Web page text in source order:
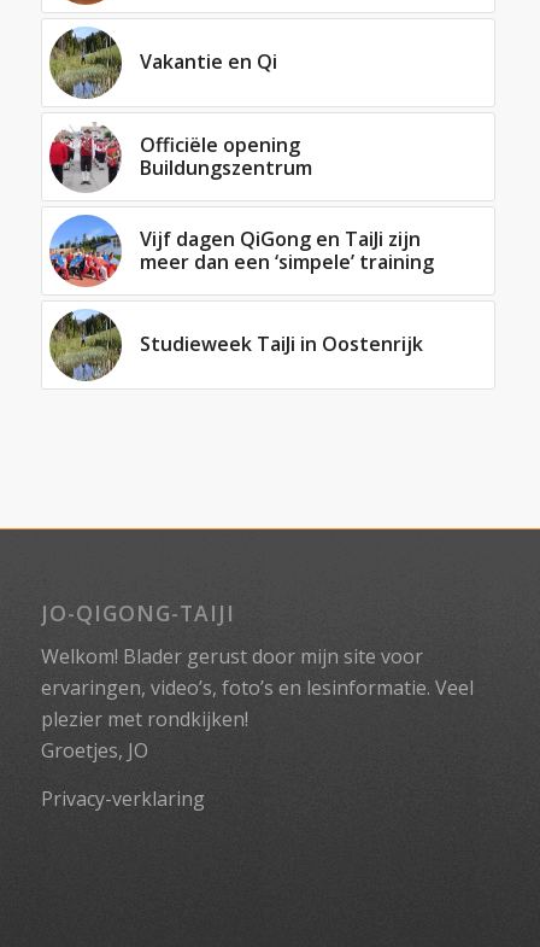
Vakantie en Qi
Officiële opening
Buildungszentrum
Vijf dagen QiGong en TaiJi zijn
meer dan een ‘simpele’ training
Studieweek TaiJi in Oostenrijk
JO-QIGONG-TAIJI
Welkom! Blader gerust door mijn site voor
ervaringen, video’s, foto’s en lesinformatie. Veel
plezier met rondkijken!
Groetjes, JO
Privacy-verklaring